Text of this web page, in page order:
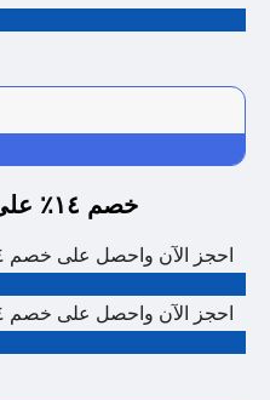
خصم ١٤٪ على فندق أوستن سان لازار
احجز الآن واحصل على خصم ١٤٪ على فندق أوستن سان لازار
احجز الآن واحصل على خصم ١٤٪ على فندق أوستن سان لازار